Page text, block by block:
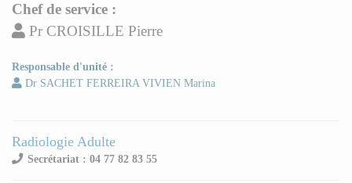
Chef de service :
Pr CROISILLE Pierre
Responsable d'unité :
Dr SACHET FERREIRA VIVIEN Marina
Radiologie Adulte
Secrétariat : 04 77 82 83 55